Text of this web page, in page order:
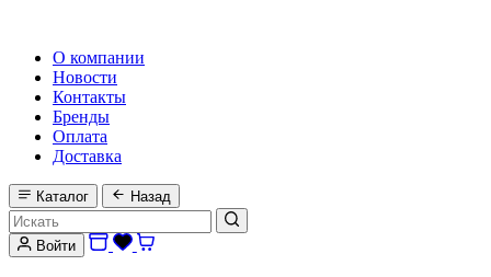
О компании
Новости
Контакты
Бренды
Оплата
Доставка
Каталог Назад
Войти